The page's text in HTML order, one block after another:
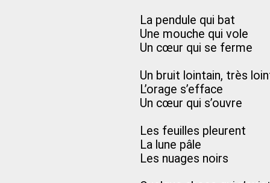
La pendule qui bat
Une mouche qui vole
Un cœur qui se ferme
Un bruit lointain, très
L’orage s’efface
Un cœur qui s’ouvre
Les feuilles pleurent
La lune pâle
Les nuages noirs